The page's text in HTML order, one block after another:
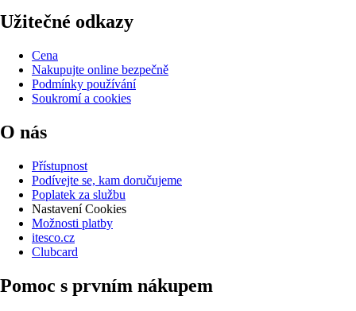
Užitečné odkazy
Cena
Nakupujte online bezpečně
Podmínky používání
Soukromí a cookies
O nás
Přístupnost
Podívejte se, kam doručujeme
Poplatek za službu
Nastavení Cookies
Možnosti platby
itesco.cz
Clubcard
Pomoc s prvním nákupem